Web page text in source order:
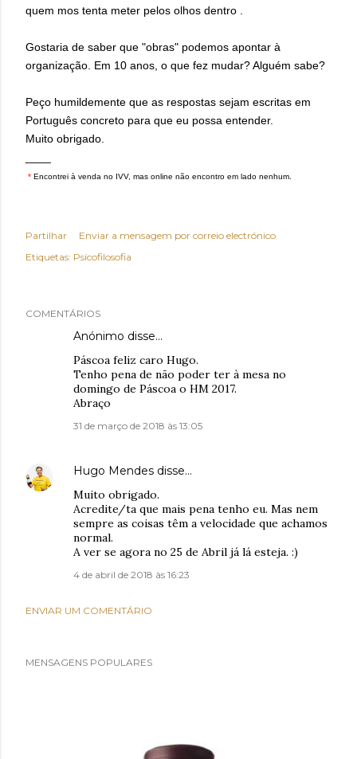
quem mos tenta meter pelos olhos dentro .
Gostaria de saber que "obras" podemos apontar à
organização. Em 10 anos, o que fez mudar? Alguém sabe?
Peço humildemente que as respostas sejam escritas em
Português concreto para que eu possa entender.
Muito obrigado.
* Encontrei à venda no IVV, mas online não encontro em lado nenhum.
Partilhar
Enviar a mensagem por correio electrónico
Etiquetas: Psícofilosofia
COMENTÁRIOS
Anónimo disse…
Páscoa feliz caro Hugo.
Tenho pena de não poder ter à mesa no
domingo de Páscoa o HM 2017.
Abraço
31 de março de 2018 às 13:05
Hugo Mendes disse…
Muito obrigado.
Acredite/ta que mais pena tenho eu. Mas nem
sempre as coisas têm a velocidade que achamos
normal.
A ver se agora no 25 de Abril já lá esteja. :)
4 de abril de 2018 às 16:23
ENVIAR UM COMENTÁRIO
MENSAGENS POPULARES